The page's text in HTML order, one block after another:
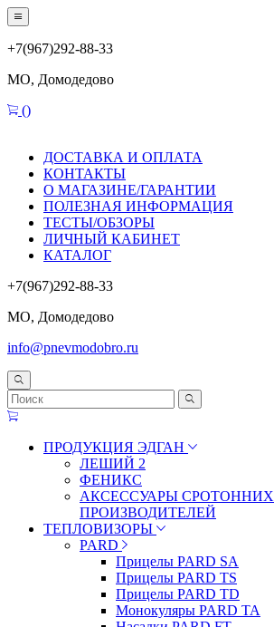
+7(967)292-88-33
МО, Домодедово
()
ДОСТАВКА И ОПЛАТА
КОНТАКТЫ
О МАГАЗИНЕ/ГАРАНТИИ
ПОЛЕЗНАЯ ИНФОРМАЦИЯ
ТЕСТЫ/ОБЗОРЫ
ЛИЧНЫЙ КАБИНЕТ
КАТАЛОГ
+7(967)292-88-33
МО, Домодедово
info@pnevmodobro.ru
ПРОДУКЦИЯ ЭДГАН
ЛЕШИЙ 2
ФЕНИКС
АКСЕССУАРЫ СРОТОННИХ
ПРОИЗВОДИТЕЛЕЙ
ТЕПЛОВИЗОРЫ
PARD
Прицелы PARD SA
Прицелы PARD TS
Прицелы PARD TD
Монокуляры PARD TA